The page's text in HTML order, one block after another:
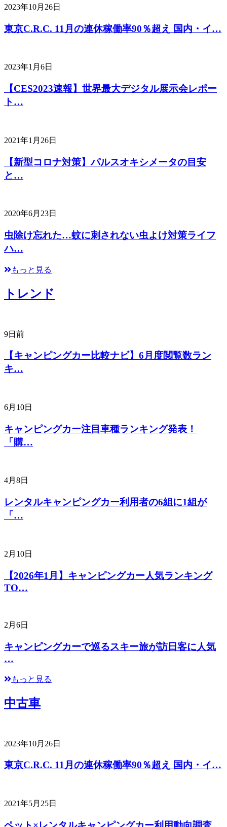
2023年10月26日
東京C.R.C. 11月の連休稼働率90％超え 国内・イ…
2023年1月6日
【CES2023速報】世界最大デジタル展示会レポー
ト…
2021年1月26日
【新型コロナ対策】パルスオキシメータの目安
と…
2020年6月23日
虫除け忘れた…蚊に刺されない虫よけ対策ライフ
ハ…
もっと見る
トレンド
9日前
【キャンピングカー比較ナビ】6月度閲覧数ラン
キ…
6月10日
キャンピングカー注目車種ランキング発表！
「購…
4月8日
レンタルキャンピングカー利用者の6組に1組が
「…
2月10日
【2026年1月】キャンピングカー人気ランキング
TO…
2月6日
キャンピングカーで巡るスキー旅が訪日客に人気
…
もっと見る
中古車
2023年10月26日
東京C.R.C. 11月の連休稼働率90％超え 国内・イ…
2021年5月25日